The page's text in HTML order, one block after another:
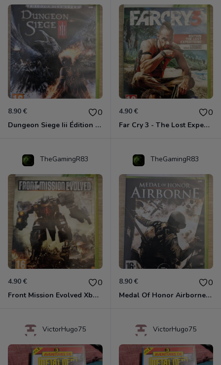
8.90 € 0
Dungeon Siege Iii Édition Limitée - Vf Intégrale Xbox 360
4.90 € 0
Far Cry 3 - The Lost Expeditions - Edition Spéciale Xbox 360
TheGamingR83
4.90 € 0
Front Mission Evolved Xbox 360
TheGamingR83
8.90 € 0
Medal Of Honor Airborne Xbox 360
VictorHugo75 VictorHugo75